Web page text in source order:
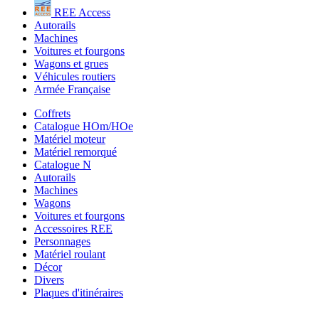
REE Access
Autorails
Machines
Voitures et fourgons
Wagons et grues
Véhicules routiers
Armée Française
Coffrets
Catalogue HOm/HOe
Matériel moteur
Matériel remorqué
Catalogue N
Autorails
Machines
Wagons
Voitures et fourgons
Accessoires REE
Personnages
Matériel roulant
Décor
Divers
Plaques d'itinéraires